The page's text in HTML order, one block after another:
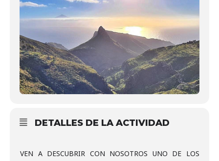
DETALLES DE LA ACTIVIDAD
VEN A DESCUBRIR CON NOSOTROS UNO DE LOS